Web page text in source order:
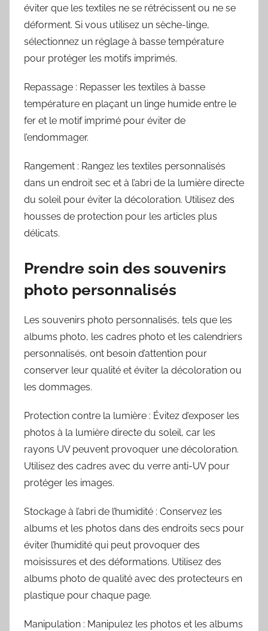
éviter que les textiles ne se rétrécissent ou ne se
déforment. Si vous utilisez un sèche-linge,
sélectionnez un réglage à basse température
pour protéger les motifs imprimés.
Repassage : Repasser les textiles à basse
température en plaçant un linge humide entre le
fer et le motif imprimé pour éviter de
l’endommager.
Rangement : Rangez les textiles personnalisés
dans un endroit sec et à l’abri de la lumière directe
du soleil pour éviter la décoloration. Utilisez des
housses de protection pour les articles plus
délicats.
Prendre soin des souvenirs
photo personnalisés
Les souvenirs photo personnalisés, tels que les
albums photo, les cadres photo et les calendriers
personnalisés, ont besoin d’attention pour
conserver leur qualité et éviter la décoloration ou
les dommages.
Protection contre la lumière : Évitez d’exposer les
photos à la lumière directe du soleil, car les
rayons UV peuvent provoquer une décoloration.
Utilisez des cadres avec du verre anti-UV pour
protéger les images.
Stockage à l’abri de l’humidité : Conservez les
albums et les photos dans des endroits secs pour
éviter l’humidité qui peut provoquer des
moisissures et des déformations. Utilisez des
albums photo de qualité avec des protecteurs en
plastique pour chaque page.
Manipulation : Manipulez les photos et les albums